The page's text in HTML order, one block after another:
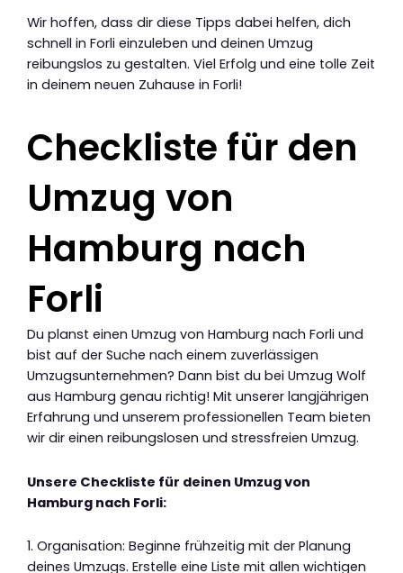
Wir hoffen, dass dir diese Tipps dabei helfen, dich
schnell in Forli einzuleben und deinen Umzug
reibungslos zu gestalten. Viel Erfolg und eine tolle Zeit
in deinem neuen Zuhause in Forli!
Checkliste für den
Umzug von
Hamburg nach
Forli
Du planst einen Umzug von Hamburg nach Forli und
bist auf der Suche nach einem zuverlässigen
Umzugsunternehmen? Dann bist du bei Umzug Wolf
aus Hamburg genau richtig! Mit unserer langjährigen
Erfahrung und unserem professionellen Team bieten
wir dir einen reibungslosen und stressfreien Umzug.
Unsere Checkliste für deinen Umzug von
Hamburg nach Forli:
1. Organisation: Beginne frühzeitig mit der Planung
deines Umzugs. Erstelle eine Liste mit allen wichtigen